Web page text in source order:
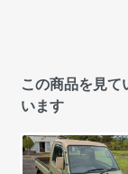
この商品を見て
います